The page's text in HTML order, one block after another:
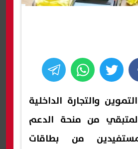
والتجارة الداخلية
من منحة الدعم
من بطاقات